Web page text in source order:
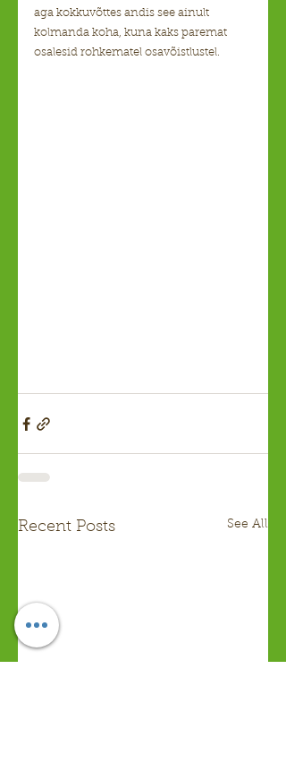
aga kokkuvõttes andis see ainult
kolmanda koha, kuna kaks paremat
osalesid rohkematel osavõistlustel.
Recent Posts See All